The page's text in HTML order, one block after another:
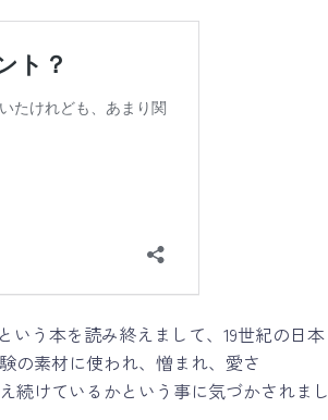
いう本を読み終えまして、19世紀の日本
の素材に使われ、憎まれ、愛さ
続けているかという事に気づかされまし